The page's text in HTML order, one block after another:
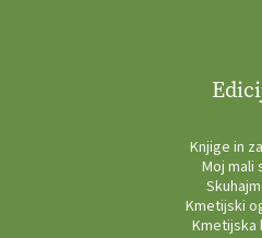
Knjige in
Moj mali
Kmetijski
Kmetijska